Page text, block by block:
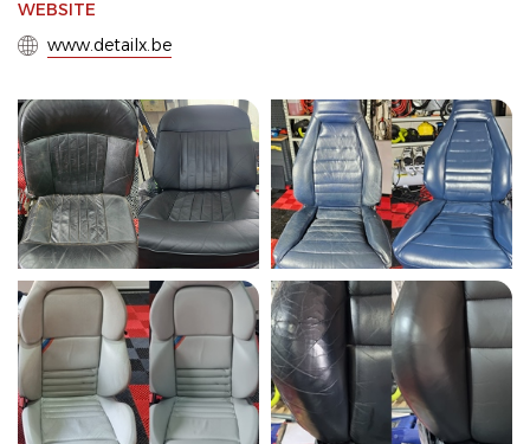
WEBSITE
www.detailx.be